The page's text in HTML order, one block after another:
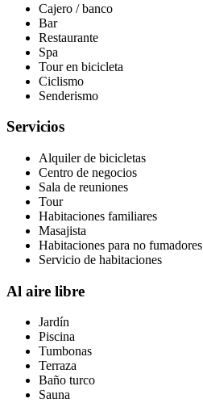
Cajero / banco
Bar
Restaurante
Spa
Tour en bicicleta
Ciclismo
Senderismo
Servicios
Alquiler de bicicletas
Centro de negocios
Sala de reuniones
Tour
Habitaciones familiares
Masajista
Habitaciones para no fumadores
Servicio de habitaciones
Al aire libre
Jardín
Piscina
Tumbonas
Terraza
Baño turco
Sauna